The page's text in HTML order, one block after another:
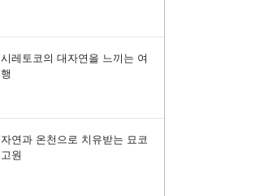
시레토코의 대자연을 느끼는 여
행
자연과 온천으로 치유받는 묘코
고원